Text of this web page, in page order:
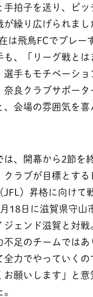
手拍子を送り、ピ
が繰り広げられまし
は飛鳥FCでプレー
も、「リーグ戦とは
選手もモチベーショ
奈良クラブサポータ
、会場の雰囲気を喜
は、開幕から2節を
クラブが目標とす
JFL）昇格に向けて
18日に滋賀県守山
ジェンド滋賀と対戦
不足のチームでは
全力でやっていくの
お願いします」と意